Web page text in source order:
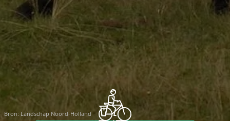
Bron: Landschap Noord-Holland